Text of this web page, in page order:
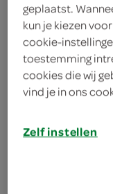
bloem
300 gram bloem
benodigdheden
bakplaat met
geplaatst.
kun je kiezen
cookie-
toestemming
cookies die wij
vind je in ons
Zelf instellen